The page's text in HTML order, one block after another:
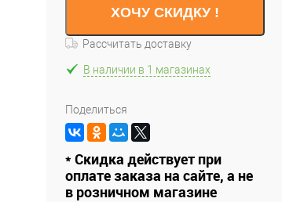
ХОЧУ СКИДКУ !
Рассчитать доставку
В наличии в 1 магазинах
Поделиться
* Скидка действует при
оплате заказа на сайте, а не
в розничном магазине